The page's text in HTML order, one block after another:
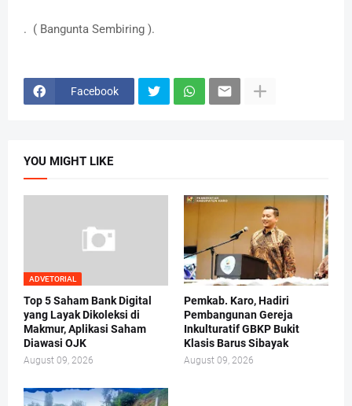
. ( Bangunta Sembiring ).
Facebook
YOU MIGHT LIKE
ADVETORIAL
Top 5 Saham Bank Digital
yang Layak Dikoleksi di
Makmur, Aplikasi Saham
Diawasi OJK
August 09, 2026
Pemkab. Karo, Hadiri
Pembangunan Gereja
Inkulturatif GBKP Bukit
Klasis Barus Sibayak
August 09, 2026